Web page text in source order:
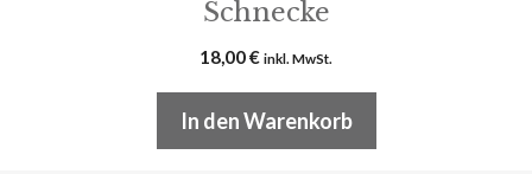
Schnecke
18,00€ inkl. MwSt.
In den Warenkorb